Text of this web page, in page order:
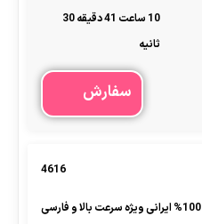
10 ساعت 41 دقیقه 30
ثانیه
سفارش
4616